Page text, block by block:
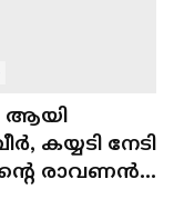
ആയി
കയ്യടി നേടി
രാവണൻ;